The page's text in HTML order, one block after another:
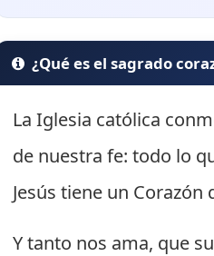
¿Qué es el sagrado
La Iglesia católica
de nuestra fe: todo lo
Jesús tiene un
Y tanto nos ama, que